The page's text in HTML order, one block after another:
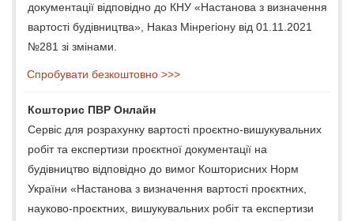
документації відповідно до КНУ «Настанова з визначення
вартості будівництва», Наказ Мінрегіону від 01.11.2021
№281 зі змінами.
Спробувати безкоштовно >>>
Кошторис ПВР Онлайн
Сервіс для розрахунку вартості проєктно-вишукувальних
робіт та експертизи проєктної документації на
будівництво відповідно до вимог Кошторисних Норм
України «Настанова з визначення вартості проєктних,
науково-проєктних, вишукувальних робіт та експертизи